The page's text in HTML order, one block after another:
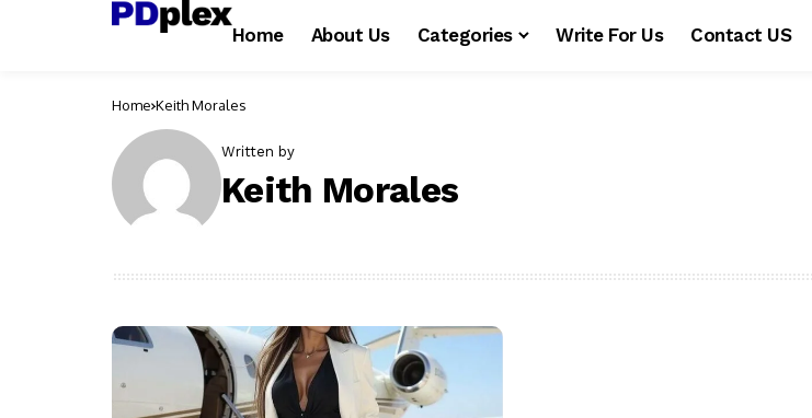
Home About Us Categories Write For Us Contact US
Home Keith Morales
Written by
Keith Morales